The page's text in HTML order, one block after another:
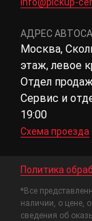
info@pickup-
АДРЕС
Москва,
этаж, левое
Отдел
Сервис и
19:00
Схема проезда
Политика
*Все
наличии, о цене,
сведения об